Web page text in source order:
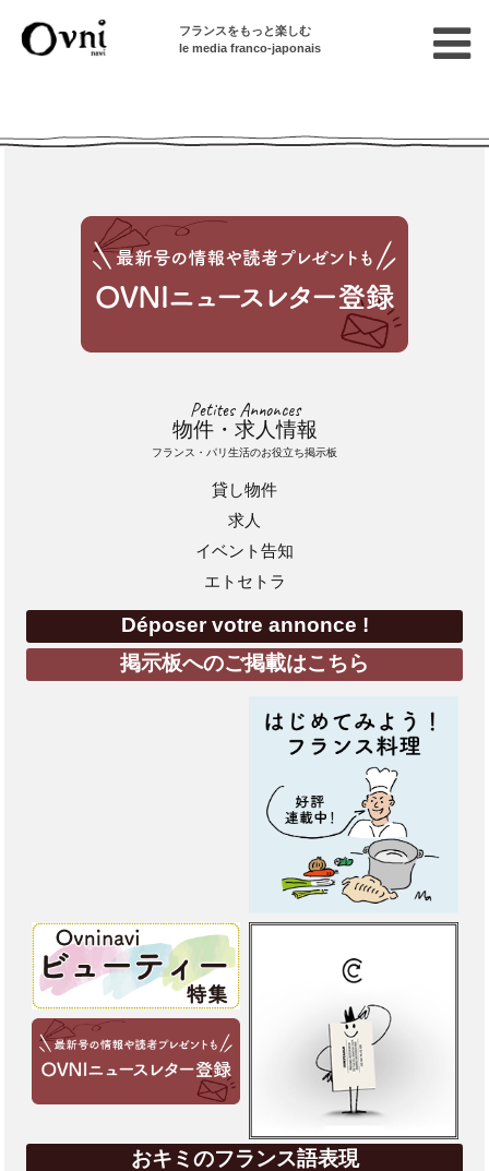
フランスをもっと楽しむ
le media franco-japonais
Petites Annonces
物件・求人情報
フランス・パリ生活のお役立ち掲示板
貸し物件
求人
イベント告知
エトセトラ
Déposer votre annonce !
掲示板へのご掲載はこちら
おキミのフランス語表現